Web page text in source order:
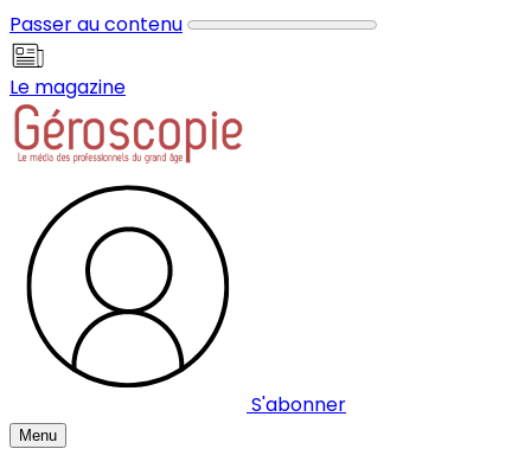
Passer au contenu
Le magazine
S'abonner
Menu
Panneau de gestion des cookies